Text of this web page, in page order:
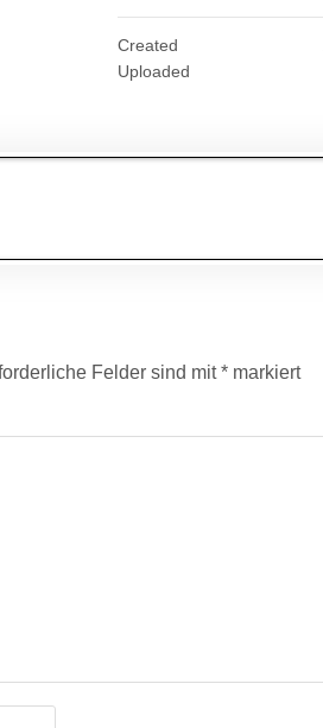
Created
Uploaded
Felder sind mit* markiert